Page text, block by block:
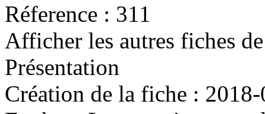
Réference : 311
Afficher les autres fiches
Présentation
Création de la fiche :